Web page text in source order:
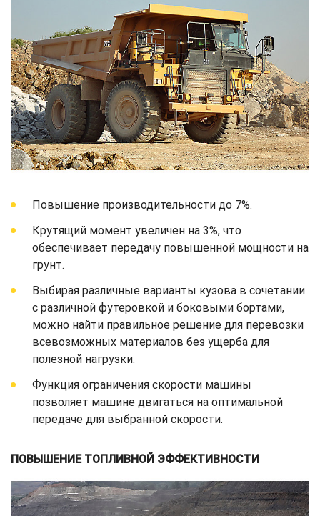
Повышение производительности до 7%.
Крутящий момент увеличен на 3%, что
обеспечивает передачу повышенной мощности на
грунт.
Выбирая различные варианты кузова в сочетании
с различной футеровкой и боковыми бортами,
можно найти правильное решение для перевозки
всевозможных материалов без ущерба для
полезной нагрузки.
Функция ограничения скорости машины
позволяет машине двигаться на оптимальной
передаче для выбранной скорости.
ПОВЫШЕНИЕ ТОПЛИВНОЙ ЭФФЕКТИВНОСТИ